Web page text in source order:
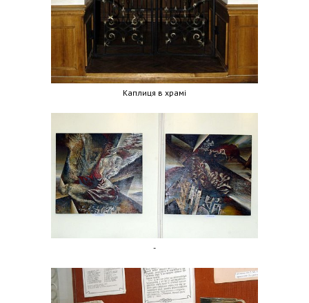
Каплиця в храмі
-